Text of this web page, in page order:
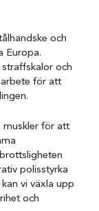
och
Europa.
och
för att
muskler för att
polisstyrka
vi växla upp
och